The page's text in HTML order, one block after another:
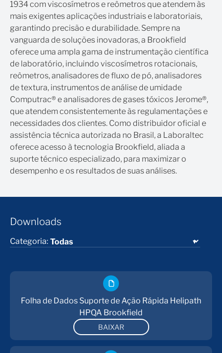
1934 com viscosímetros e reômetros que atendem às
mais exigentes aplicações industriais e laboratoriais,
garantindo precisão e durabilidade. Sempre na
vanguarda de soluções inovadoras, a Brookfield
oferece uma ampla gama de instrumentação científica
de laboratório, incluindo viscosímetros rotacionais,
reômetros, analisadores de fluxo de pó, analisadores
de textura, instrumentos de análise de umidade
Computrac® e analisadores de gases tóxicos Jerome®,
que atendem consistentemente às regulamentações e
necessidades dos clientes. Como distribuidor oficial e
assistência técnica autorizada no Brasil, a Laboraltec
oferece acesso à tecnologia Brookfield, aliada a
suporte técnico especializado, para maximizar o
desempenho e os resultados de suas análises.
Downloads
Categoria:
Folha de Dados Suporte de Ação Rápida Helipath
HPQA Brookfield
BAIXAR